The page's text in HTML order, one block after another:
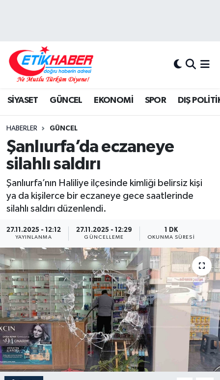
SİYASET GÜNCEL EKONOMİ SPOR DIŞ
HABERLER GÜNCEL
Şanlıurfa’da eczaneye
silahlı saldırı
Şanlıurfa’nın Haliliye ilçesinde kimliği belirsiz kişi
ya da kişilerce bir eczaneye gece saatlerinde
silahlı saldırı düzenlendi.
27.11.2025 - 12:12
YAYINLANMA
27.11.2025 - 12:29
GÜNCELLEME
1 DK
OKUNMA SÜRESI
DIŞ POLİTİKA
KÖŞE YAZILARI
KÜLTÜR-SANAT-MAGAZİN
MEDYA
ÖZEL HABER
RÖPORTAJLAR
SAĞLIK
SİYASET
GÜNCEL
SPOR
Hava Durumu
Tüm Manşetler
Son Dakika Haberleri
Haber Arşivi